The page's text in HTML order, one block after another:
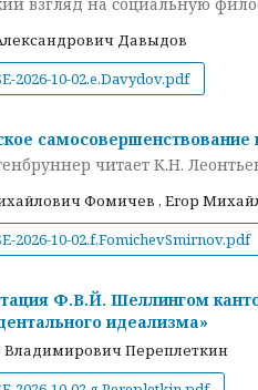
Давыдов
2026-10-02.e.Davydov.pdf
самосовершенствование
читает К.Н.
Фомичев , Егор
2026-10-02.f.FomichevSmirnov.pdf
Ф.В.Й. Шеллингом
идеализма»
Владимирович Переплеткин